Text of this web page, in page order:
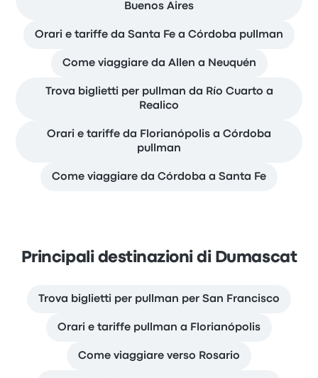
Buenos Aires
Orari e tariffe da Santa Fe a Córdoba pullman
Come viaggiare da Allen a Neuquén
Trova biglietti per pullman da Río Cuarto a
Realico
Orari e tariffe da Florianópolis a Córdoba
pullman
Come viaggiare da Córdoba a Santa Fe
Principali destinazioni di Dumascat
Trova biglietti per pullman per San Francisco
Orari e tariffe pullman a Florianópolis
Come viaggiare verso Rosario